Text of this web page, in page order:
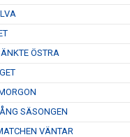
ÖSTRA
SÄSONGEN
VÄNTAR